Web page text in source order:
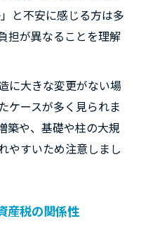
と不安に感じる方は多
担が異なることを理解
に大きな変更がない場
ケースが多く見られま
築や、基礎や柱の大規
やすいため注意しまし
産税の関係性